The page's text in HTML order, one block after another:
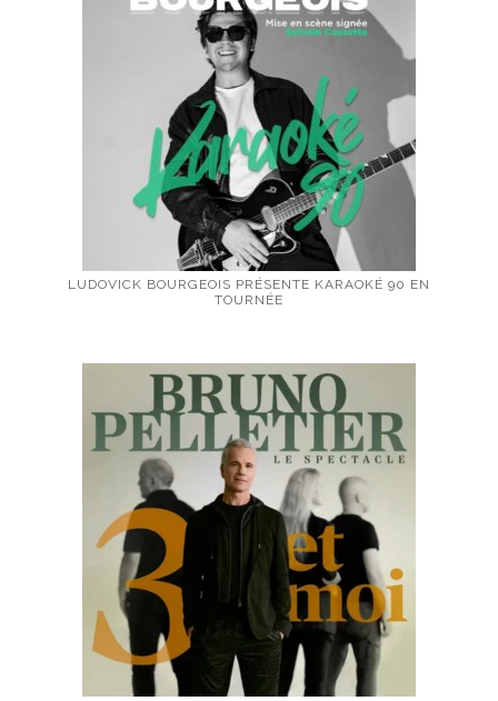
LUDOVICK BOURGEOIS PRÉSENTE KARAOKÉ 90 EN
TOURNÉE